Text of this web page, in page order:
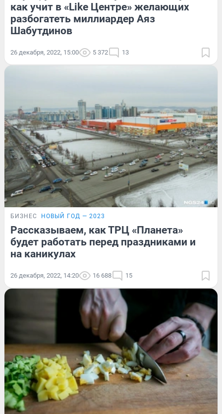
как учит в «Like Центре» желающих
разбогатеть миллиардер Аяз
Шабутдинов
26 декабря, 2022, 15:00 5 372 13
БИЗНЕС НОВЫЙ ГОД — 2023
Рассказываем, как ТРЦ «Планета»
будет работать перед праздниками и
на каникулах
26 декабря, 2022, 14:20 16 688 15